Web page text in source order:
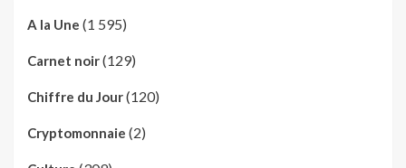
A la Une (1 595)
Carnet noir(129)
Chiffre du Jour(120)
Cryptomonnaie (2)